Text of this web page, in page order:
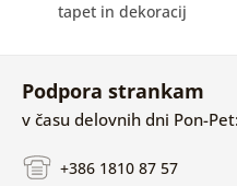
tapet in dekoracij
Podpora strankam
v času delovnih dni Pon-
+386 1810 87 57